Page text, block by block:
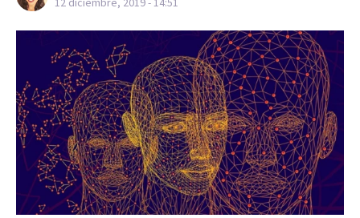
12 diciembre, 2019 - 14:51